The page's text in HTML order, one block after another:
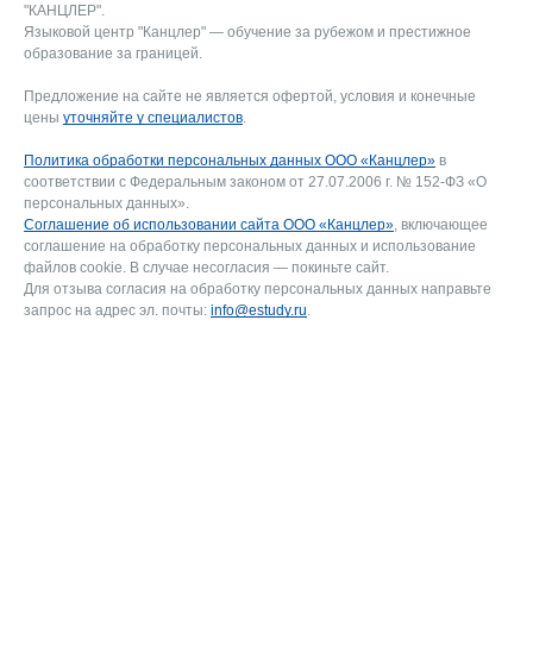
"КАНЦЛЕР".
Языковой центр "Канцлер" — обучение за рубежом и престижное
образование за границей.
Предложение на сайте не является офертой, условия и конечные
цены уточняйте у специалистов.
Политика обработки персональных данных ООО «Канцлер» в
соответствии с Федеральным законом от 27.07.2006 г. № 152-ФЗ «О
персональных данных».
Соглашение об использовании сайта ООО «Канцлер», включающее
соглашение на обработку персональных данных и использование
файлов cookie. В случае несогласия — покиньте сайт.
Для отзыва согласия на обработку персональных данных направьте
запрос на адрес эл. почты: info@estudy.ru.